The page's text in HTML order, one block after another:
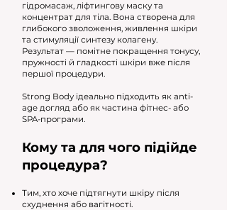
гідромасаж, ліфтингову маску та
концентрат для тіла. Вона створена для
глибокого зволоження, живлення шкіри
та стимуляції синтезу колагену.
Результат — помітне покращення тонусу,
пружності й гладкості шкіри вже після
першої процедури.
Strong Body ідеально підходить як anti-
age догляд або як частина фітнес- або
SPA-програми.
Кому та для чого підійде
процедура?
Тим, хто хоче підтягнути шкіру після
схуднення або вагітності.